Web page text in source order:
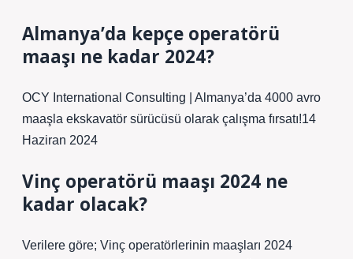
Almanya’da kepçe operatörü
maaşı ne kadar 2024?
OCY International Consulting | Almanya’da 4000 avro
maaşla ekskavatör sürücüsü olarak çalışma fırsatı!14
Haziran 2024
Vinç operatörü maaşı 2024 ne
kadar olacak?
Verilere göre; Vinç operatörlerinin maaşları 2024